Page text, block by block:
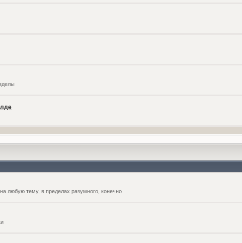
любую тему, в пределах разумного, конечно